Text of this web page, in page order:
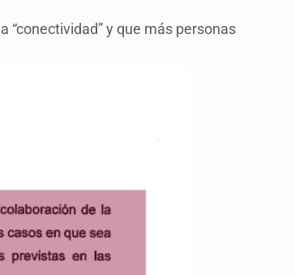
“conectividad” y que más personas